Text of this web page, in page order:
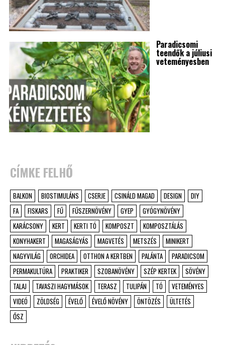
Paradicsomi
teendők a júliusi
veteményesben
CÍMKE FELHŐ
BALKON BIOSTIMULÁNS CSERJE CSINÁLD MAGAD DESIGN
DIY
FA
FISKARS FŰ FŰSZERNÖVÉNY GYEP
GYÓGYNÖVÉNY
KARÁCSONY
KERT KERTI TÓ KOMPOSZT
KOMPOSZTÁLÁS
KONYHAKERT
MAGASÁGYÁS MAGVETÉS METSZÉS
MINIKERT
NAGYVILÁG
ORCHIDEA OTTHON A KERTBEN PALÁNTA
PARADICSOM
PERMAKULTÚRA
PRAKTIKER SZOBANÖVÉNY SZÉP KERTEK
SÖVÉNY
TALAJ
TAVASZI HAGYMÁSOK TERASZ TULIPÁN TÓ
VETEMÉNYES
VIDEÓ
ZÖLDSÉG ÉVELŐ ÉVELŐ NÖVÉNY ÖNTÖZÉS
ÜLTETÉS
ŐSZ